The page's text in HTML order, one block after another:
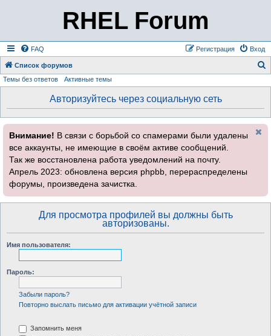
RHEL Forum
FAQ Вход
Регистрация
Список форумов
Темы без ответов Активные темы
Авторизуйтесь через социальную сеть
Внимание! В связи с борьбой со спамерами были удалены
все аккаунты, не имеющие в своём активе сообщений.
Так же восстановлена работа уведомлений на почту.
Апрель 2023: обновлена версия phpbb, перераспределены
форумы, произведена зачистка.
Для просмотра профилей вы должны быть
авторизованы.
Имя пользователя:
Пароль:
Забыли пароль?
Повторно выслать письмо для активации учётной записи
Запомнить меня